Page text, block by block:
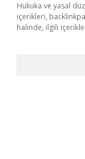
Hukuka ve yasal
içerikleri,
halinde, ilgili